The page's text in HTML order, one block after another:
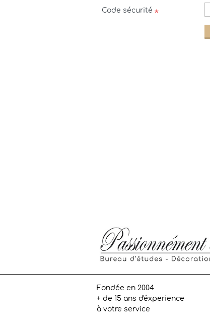
Code sécurité
Fondée en 2004
+ de 15 ans d'éxperience
à votre service